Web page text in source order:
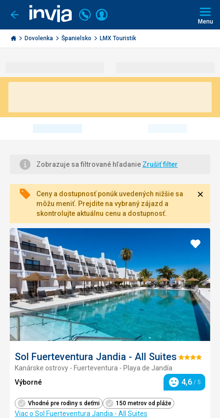
Ísť
späť
Invia.sk
Volajte
+421
2
3221
Prihlásiť
Menu
Dovolenka Španielsko LMX Touristik
Zobrazuje sa filtrované hľadanie Zrušiť filter
Ceny a dostupnosť ponúk uvedených nižšie sa
môžu meniť. Prejdite na vybraný zájazd a
skontrolujte aktuálnu cenu a dostupnosť.
Sol Fuerteventura Jandia - All Suites Hodnotenie:
Kanárske ostrovy - Fuerteventura - Playa de Jandía
Výborné
Hodnotenie
4,6 / 5
Vhodné pre rodiny s deťmi 150 metrov od pláže
Viac o Sol Fuerteventura Jandia - All Suites
Pridať